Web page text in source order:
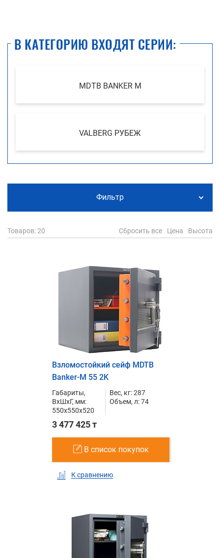
В КАТЕГОРИЮ ВХОДЯТ СЕРИИ:
MDTB BANKER M
VALBERG РУБЕЖ
Фильтр
Товаров: 20 Сбросить все Цена Высота
Взломостойкий сейф MDTB
Banker-M 55 2K
Габариты,
ВxШxГ, мм:
550x550x520
Вес, кг: 287
Объем, л: 74
3 477 425 т
В список покупок
К сравнению